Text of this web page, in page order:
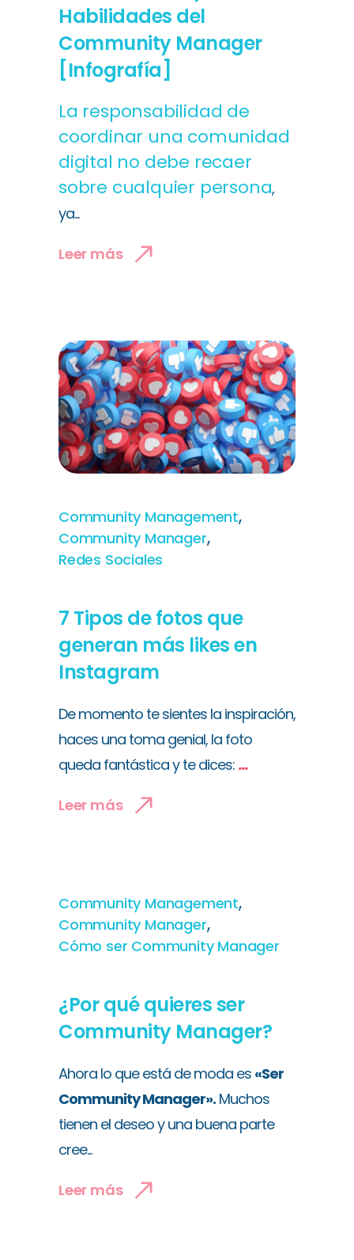
Habilidades del
Community Manager
[Infografía]
La responsabilidad de
coordinar una comunidad
digital no debe recaer
sobre cualquier persona,
ya...
Leer más
Community Management,
Community Manager,
Redes Sociales
7 Tipos de fotos que
generan más likes en
Instagram
De momento te sientes la inspiración,
haces una toma genial, la foto
queda fantástica y te dices: ...
Leer más
Community Management,
Community Manager,
Cómo ser Community Manager
¿Por qué quieres ser
Community Manager?
Ahora lo que está de moda es «Ser
Community Manager». Muchos
tienen el deseo y una buena parte
cree...
Leer más